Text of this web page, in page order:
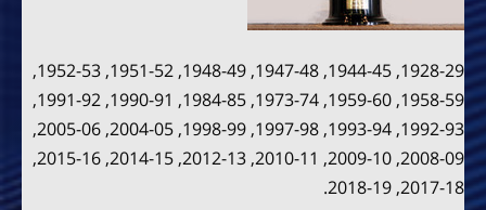
1928-29, 1944-45, 1947-48, 1948-49, 1951-52, 1952-53,
1958-59, 1959-60, 1973-74, 1984-85, 1990-91, 1991-92,
1992-93, 1993-94, 1997-98, 1998-99, 2004-05, 2005-06,
2008-09, 2009-10, 2010-11, 2012-13, 2014-15, 2015-16,
2017-18, 2018-19.